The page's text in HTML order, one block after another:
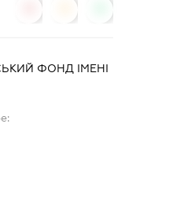
ФОНД ІМЕНІ